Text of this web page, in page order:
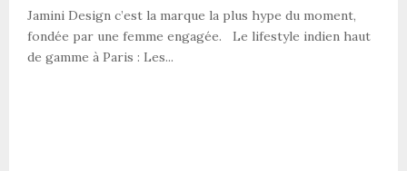
Jamini Design c’est la marque la plus hype du moment,
fondée par une femme engagée. Le lifestyle indien haut
de gamme à Paris : Les...